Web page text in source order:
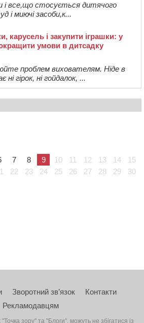
і все,що стосується дитячого
і миючі засоби,к...
карусель і закупити іграшки: у
умови в дитсадку
проблем вихователям. Ніде в
ні гірок, ні гойдалок, ...
7 8 9 10 11 12 13 14
15
22 23 24 25 26 27 28 29
30
Зворотний зв’язок
Контакти
Рекламодавцям
зору" та "Блоги", можуть не збігатися із